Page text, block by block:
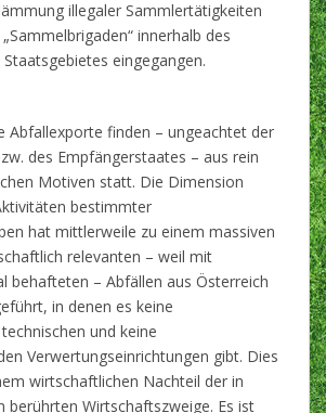
illegaler Sammlertätigkeiten
innerhalb des
eingegangen.
Abfallexporte finden – ungeachtet der
des Empfängerstaates – aus rein
Motiven statt. Die Dimension
bestimmter
hat mittlerweile zu einem massiven
relevanten – weil mit
behafteten – Abfällen aus Österreich
in denen es keine
und keine
Verwertungseinrichtungen gibt. Dies
wirtschaftlichen Nachteil der in
berührten Wirtschaftszweige. Es ist